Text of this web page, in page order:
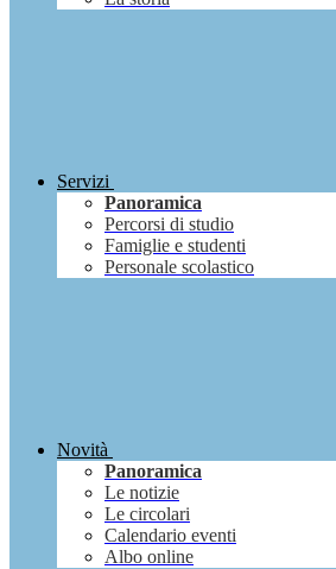
Servizi
Panoramica
Percorsi di studio
Famiglie e studenti
Personale scolastico
Novità
Panoramica
Le notizie
Le circolari
Calendario eventi
Albo online